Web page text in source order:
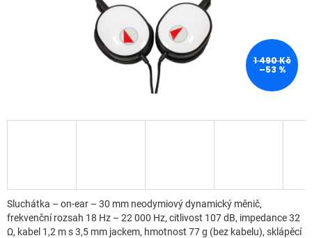
1 490 Kč
–53 %
Sluchátka – on-ear – 30 mm neodymiový dynamický měnič,
frekvenční rozsah 18 Hz – 22 000 Hz, citlivost 107 dB, impedance 32
Ω, kabel 1,2 m s 3,5 mm jackem, hmotnost 77 g (bez kabelu), sklápěcí